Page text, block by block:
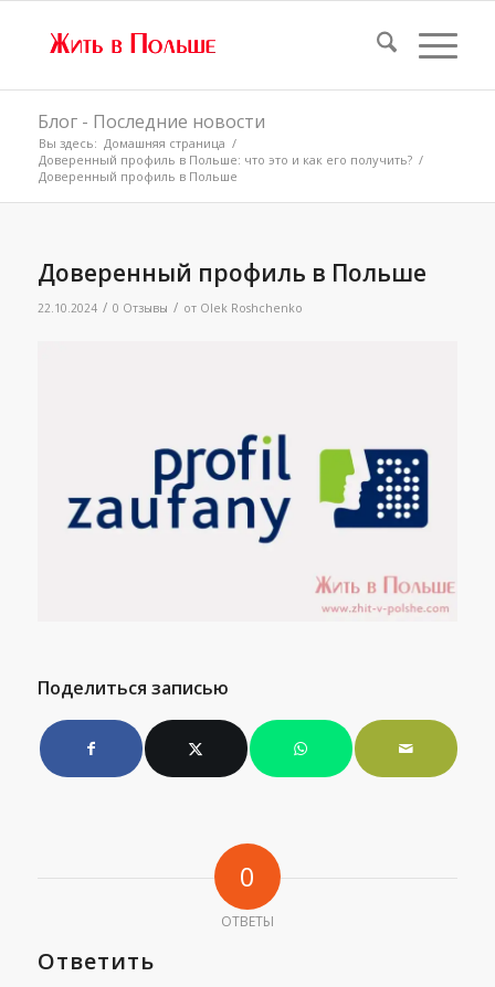
Блог - Последние новости
Вы здесь: Домашняя страница /
Доверенный профиль в Польше: что это и как его получить? /
Доверенный профиль в Польше
Доверенный профиль в Польше
22.10.2024 / 0 Отзывы / от Olek Roshchenko
Поделиться записью
0
ОТВЕТЫ
Ответить